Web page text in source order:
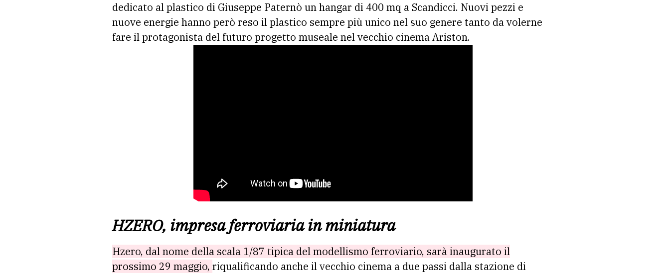
dedicato al plastico di Giuseppe Paternò un hangar di 400 mq a Scandicci. Nuovi pezzi e
nuove energie hanno però reso il plastico sempre più unico nel suo genere tanto da volerne
fare il protagonista del futuro progetto museale nel vecchio cinema Ariston.
HZERO, impresa ferroviaria in miniatura
Hzero, dal nome della scala 1/87 tipica del modellismo ferroviario, sarà inaugurato il
prossimo 29 maggio, riqualificando anche il vecchio cinema a due passi dalla stazione di